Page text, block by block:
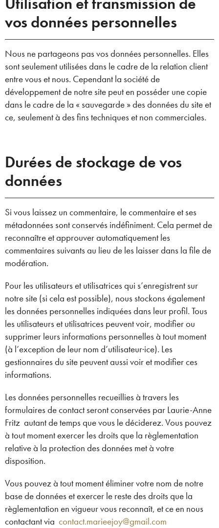
vos données personnelles
Nous ne partageons pas vos données personnelles. Elles
sont seulement utilisées dans le cadre de la relation client
entre vous et nous. Cependant la société de
développement de notre site peut en posséder une copie
dans le cadre de la « sauvegarde » des données du site et
ce, seulement à des fins techniques et non commerciales.
Durées de stockage de vos
données
Si vous laissez un commentaire, le commentaire et ses
métadonnées sont conservés indéfiniment. Cela permet de
reconnaître et approuver automatiquement les
commentaires suivants au lieu de les laisser dans la file de
modération.
Pour les utilisateurs et utilisatrices qui s’enregistrent sur
notre site (si cela est possible), nous stockons également
les données personnelles indiquées dans leur profil. Tous
les utilisateurs et utilisatrices peuvent voir, modifier ou
supprimer leurs informations personnelles à tout moment
(à l’exception de leur nom d’utilisateur·ice). Les
gestionnaires du site peuvent aussi voir et modifier ces
informations.
Les données personnelles recueillies à travers les
formulaires de contact seront conservées par Laurie-Anne
Fritz autant de temps que vous le déciderez. Vous pouvez
à tout moment exercer les droits que la règlementation
relative à la protection des données met à votre
disposition.
Vous pouvez à tout moment éliminer votre nom de notre
base de données et exercer le reste des droits que la
règlementation en vigueur vous reconnaît, et ce en nous
contactant via contact.marieejoy@gmail.com